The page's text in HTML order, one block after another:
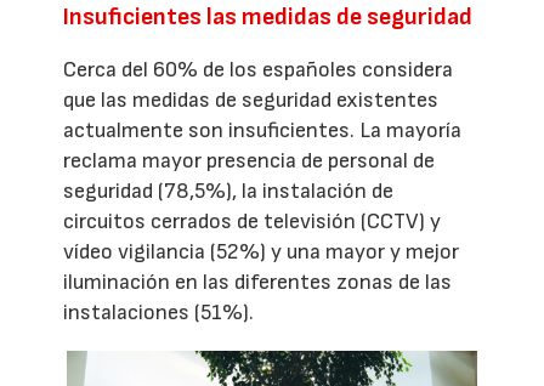
Insuficientes las medidas de seguridad
Cerca del 60% de los españoles considera
que las medidas de seguridad existentes
actualmente son insuficientes. La mayoría
reclama mayor presencia de personal de
seguridad (78,5%), la instalación de
circuitos cerrados de televisión (CCTV) y
vídeo vigilancia (52%) y una mayor y mejor
iluminación en las diferentes zonas de las
instalaciones (51%).